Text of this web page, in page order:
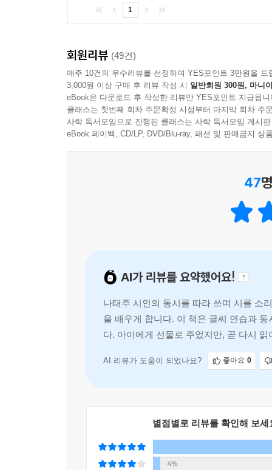
1
회원리뷰 (49건)
매주 10건의 우수리뷰를 선정하여 YES포인트 3만원을 드
3,000원 이상 구매 후 리뷰 작성 시 일반회원 300원, 마니
eBook은 다운로드 후 작성한 리뷰만 YES포인트 지급됩니
클래스는 첫번째 회차 주문확정 시점부터 마지막 회차 주
사락 독서모임으로 진행된 클래스는 사락 독서모임 게시
eBook 페이백, CD/LP, DVD/Blu-ray, 패션 및 판매금지 상
47
AI가 리뷰를 요약했어요!
나태주 시인의 동시를 따라 쓰며 시를 소
을 배우게 합니다. 이 책은 글씨 연습과
다. 아이에게 선물로 주었지만, 곧 다시 읽
AI 리뷰가 도움이 되었나요? 좋아요 0
별점별로 리뷰를 확인해 보세
4%